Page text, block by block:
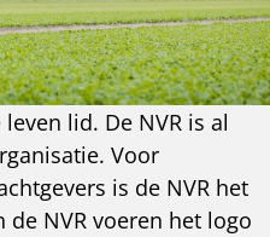
in ons land zijn
Nederlandse
(NVR) en de meesten
lid. De NVR is al
Voor
is de NVR het
NVR voeren het logo